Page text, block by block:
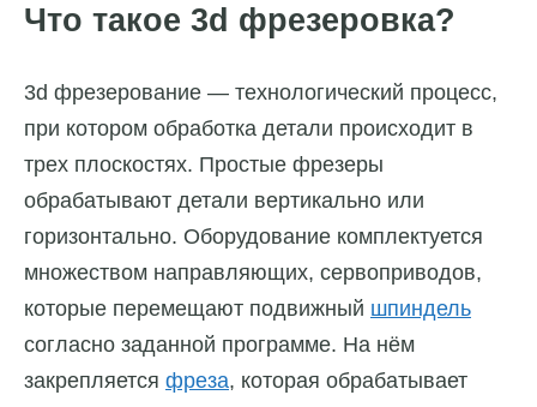
Что такое 3d фрезеровка?
3d фрезерование — технологический процесс,
при котором обработка детали происходит в
трех плоскостях. Простые фрезеры
обрабатывают детали вертикально или
горизонтально. Оборудование комплектуется
множеством направляющих, сервоприводов,
которые перемещают подвижный шпиндель
согласно заданной программе. На нём
закрепляется фреза, которая обрабатывает